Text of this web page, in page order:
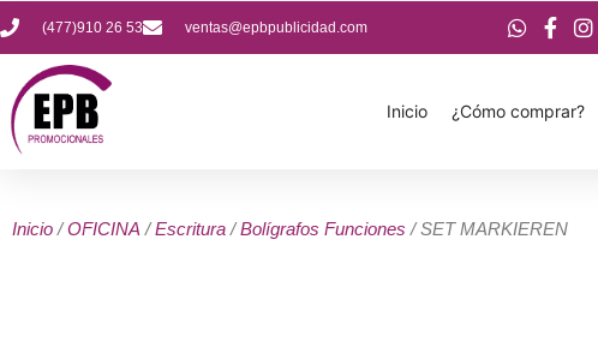
(477)910 26 53 ventas@epbpublicidad.com
Inicio ¿Cómo comprar?
Inicio /OFICINA /Escritura /Bolígrafos Funciones / SET MARKIEREN